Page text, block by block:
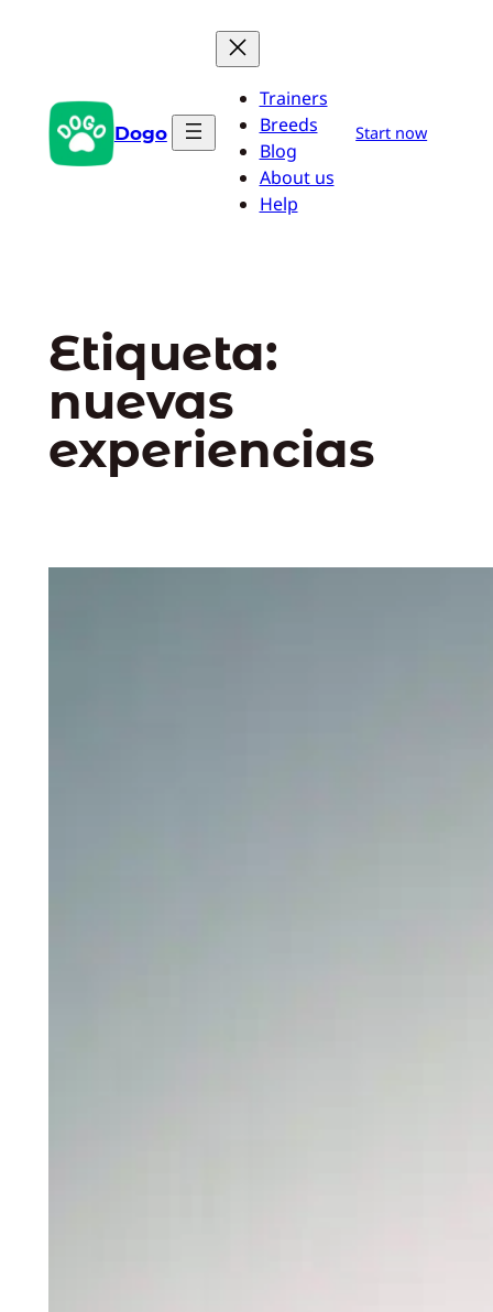
Dogo
Trainers
Breeds
Blog
About us
Help
Start now
Etiqueta:
nuevas
experiencias